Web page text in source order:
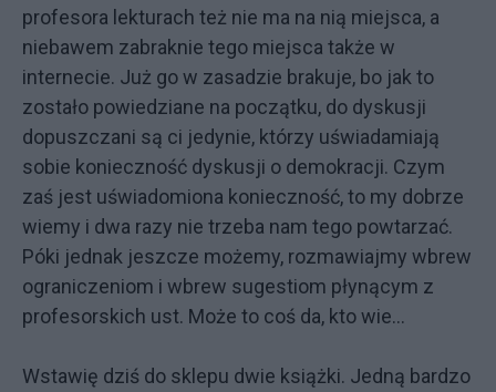
profesora lekturach też nie ma na nią miejsca, a
niebawem zabraknie tego miejsca także w
internecie. Już go w zasadzie brakuje, bo jak to
zostało powiedziane na początku, do dyskusji
dopuszczani są ci jedynie, którzy uświadamiają
sobie konieczność dyskusji o demokracji. Czym
zaś jest uświadomiona konieczność, to my dobrze
wiemy i dwa razy nie trzeba nam tego powtarzać.
Póki jednak jeszcze możemy, rozmawiajmy wbrew
ograniczeniom i wbrew sugestiom płynącym z
profesorskich ust. Może to coś da, kto wie…
Wstawię dziś do sklepu dwie książki. Jedną bardzo